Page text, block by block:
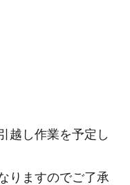
越し作業を予定し
りますのでご了承